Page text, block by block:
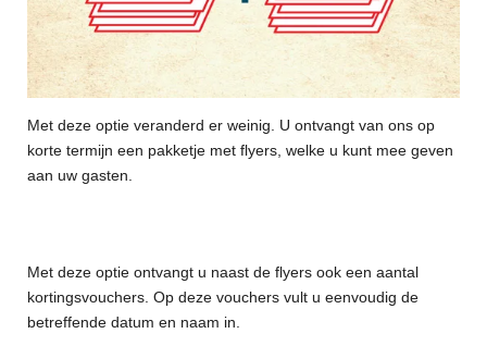
Met deze optie veranderd er weinig. U ontvangt van ons op
korte termijn een pakketje met flyers, welke u kunt mee geven
aan uw gasten.
Met deze optie ontvangt u naast de flyers ook een aantal
kortingsvouchers. Op deze vouchers vult u eenvoudig de
betreffende datum en naam in.